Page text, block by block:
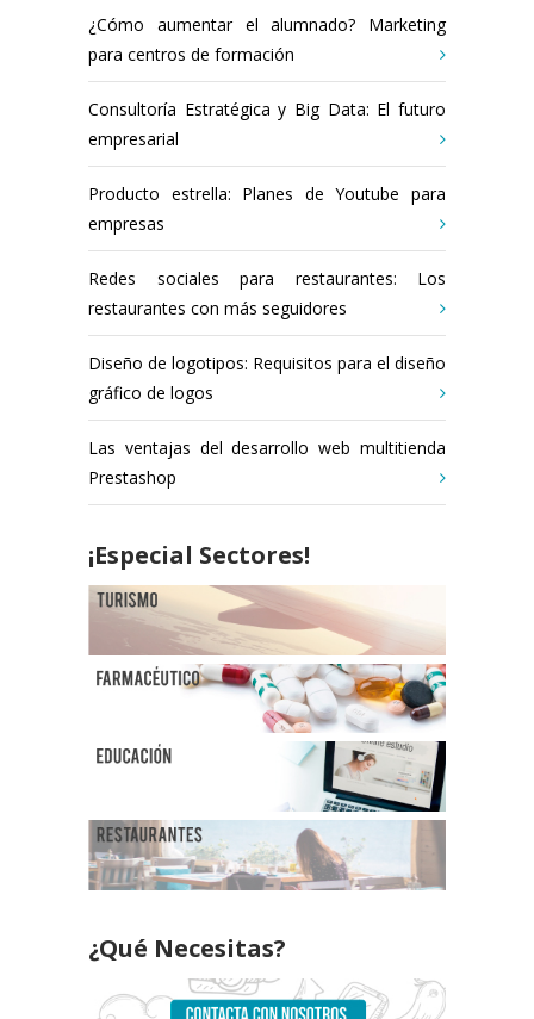
¿Cómo aumentar el alumnado? Marketing
para centros de formación
Consultoría Estratégica y Big Data: El futuro
empresarial
Producto estrella: Planes de Youtube para
empresas
Redes sociales para restaurantes: Los
restaurantes con más seguidores
Diseño de logotipos: Requisitos para el diseño
gráfico de logos
Las ventajas del desarrollo web multitienda
Prestashop
¡Especial Sectores!
¿Qué Necesitas?